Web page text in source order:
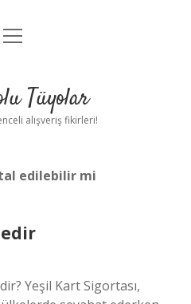
Uyarı
menüyü
Tüyolar
alışveriş fikirleri!
edilebilir mi
Yeşil Kart Sigortası,